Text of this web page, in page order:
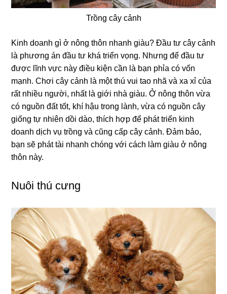
Trồng cây cảnh
Kinh doanh gì ở nông thôn nhanh giàu? Đầu tư cây cảnh
là phương án đầu tư khá triển vọng. Nhưng để đầu tư
được lĩnh vực này điều kiện cần là bạn phỉa có vốn
mạnh. Chơi cây cảnh là một thú vui tao nhã và xa xỉ của
rất nhiều người, nhất là giới nhà giàu. Ở nông thôn vừa
có nguồn đất tốt, khí hậu trong lành, vừa có nguồn cây
giống tự nhiên dồi dào, thích hợp để phát triển kinh
doanh dịch vụ trồng và cũng cấp cây cảnh. Đảm bảo,
bạn sẽ phát tài nhanh chóng với cách làm giàu ở nông
thôn này.
Nuôi thú cưng